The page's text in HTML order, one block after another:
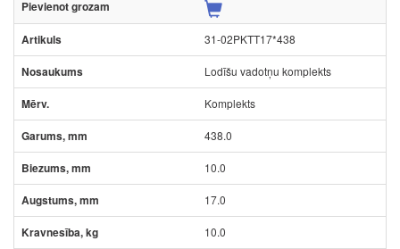
31-02PKTT17*438
Lodīšu vadotņu komplekts
Komplekts
438.0
10.0
17.0
10.0